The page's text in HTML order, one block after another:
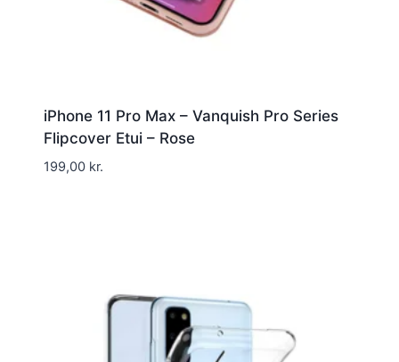
iPhone 11 Pro Max – Vanquish Pro Series
Flipcover Etui – Rose
199,00 kr.